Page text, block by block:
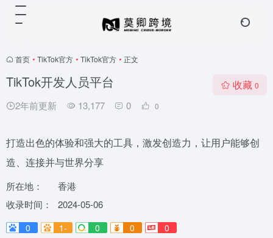
首页 • TikTok官方 • TikTok官方 • 正文
TikTok开发人员平台
2年前更新 13,177 0 0
收藏 0
打造出色的体验和强大的工具，激发创造力，让用户能够创
造、连接并与世界分享
所在地：
香港
收录时间：
2024-05-06
0 1- 0 0 0